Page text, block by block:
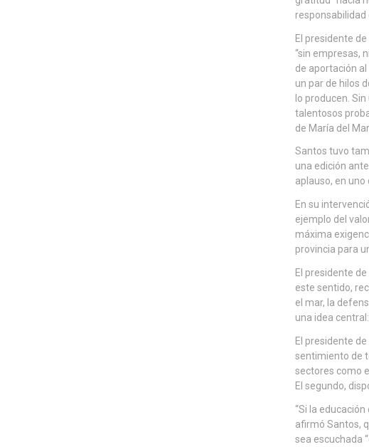
responsabilidad
El presidente
“sin empresas,
de aportación al
un par de hilos
lo producen.
talentosos
de María del
Santos tuvo
una edición
aplauso, en
En su
ejemplo del
máxima
provincia para
El presidente
este sentido,
el mar, la
una idea
El presidente
sentimiento de
sectores como
El segundo,
“Si la
afirmó Santos,
sea escuchada